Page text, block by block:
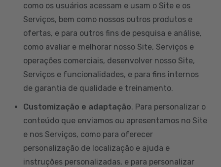
como os usuários acessam e usam o Site e os
Serviços, bem como nossos outros produtos e
ofertas, e para outros fins de pesquisa e análise,
como avaliar e melhorar nosso Site, Serviços e
operações comerciais, desenvolver nosso Site,
Serviços e funcionalidades, e para fins internos
de garantia de qualidade e treinamento.
Customização e adaptação. Para personalizar o
conteúdo que enviamos ou apresentamos no Site
e nos Serviços, como para oferecer
personalização de localização e ajuda e
instruções personalizadas, e para personalizar